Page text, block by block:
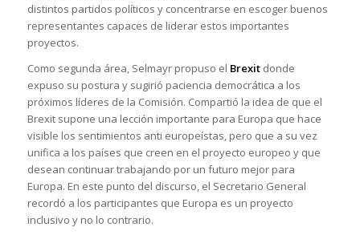
distintos partidos políticos y concentrarse en escoger buenos
representantes capaces de liderar estos importantes
proyectos.
Como segunda área, Selmayr propuso el Brexitdonde
expuso su postura y sugirió paciencia democrática a los
próximos líderes de la Comisión. Compartió la idea de que el
Brexit supone una lección importante para Europa que hace
visible los sentimientos anti europeístas, pero que a su vez
unifica a los países que creen en el proyecto europeo y que
desean continuar trabajando por un futuro mejor para
Europa. En este punto del discurso, el Secretario General
recordó a los participantes que Europa es un proyecto
inclusivo y no lo contrario.